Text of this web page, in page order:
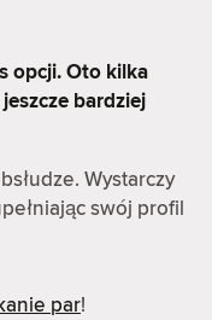
opcji. Oto kilka
bardziej
Wystarczy
swój profil
par!